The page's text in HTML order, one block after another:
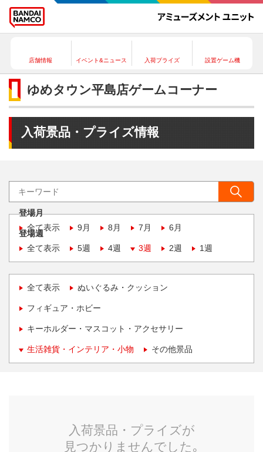
店舗情報 イベント&ニュース 入荷プライズ 設置ゲーム機
ゆめタウン平島店ゲームコーナー
入荷景品・プライズ情報
登場月
全て表示
9月 8月 7月 6月
登場週
全て表示
5週 4週 3週 2週 1週
全て表示 ぬいぐるみ・クッション
フィギュア・ホビー
キーホルダー・マスコット・アクセサリー
生活雑貨・インテリア・小物 その他景品